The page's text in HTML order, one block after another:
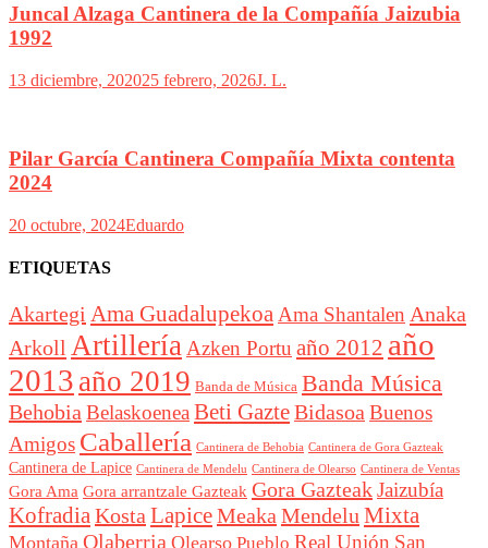
Juncal Alzaga Cantinera de la Compañía Jaizubia
1992
13 diciembre, 202025 febrero, 2026J. L.
Pilar García Cantinera Compañía Mixta contenta
2024
20 octubre, 2024Eduardo
ETIQUETAS
Akartegi Ama Guadalupekoa Ama Shantalen Anaka
Arkoll Artillería Azken Portu año 2012 año
2013 año 2019 Banda de Música Banda Música
Behobia Belaskoenea Beti GazteBidasoa Buenos
Amigos Caballería Cantinera de Behobia Cantinera de Gora Gazteak
Cantinera de Lapice Cantinera de Mendelu Cantinera de Olearso Cantinera de Ventas
Gora Ama Gora arrantzale Gazteak Gora GazteakJaizubía
Kofradia Kosta LapiceMeaka Mendelu Mixta
Montaña Olaberria Olearso Pueblo Real Unión San